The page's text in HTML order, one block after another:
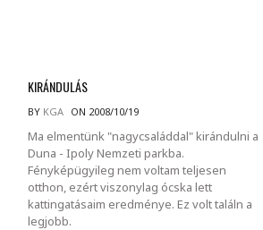
KIRÁNDULÁS
BY KGA ON 2008/10/19
Ma elmentünk "nagycsaláddal" kirándulni a
Duna - Ipoly Nemzeti parkba.
Fényképügyileg nem voltam teljesen
otthon, ezért viszonylag ócska lett
kattingatásaim eredménye. Ez volt találn a
legjobb.